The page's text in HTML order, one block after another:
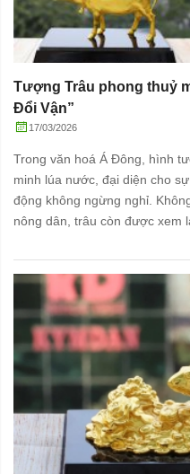
Tượng Trâu phong thuỷ
Đổi Vận”
17/03/2026
Trong văn hoá Á Đông, hình
minh lúa nước, đại diện cho
động không ngừng nghỉ.
nông dân, trâu còn được xem